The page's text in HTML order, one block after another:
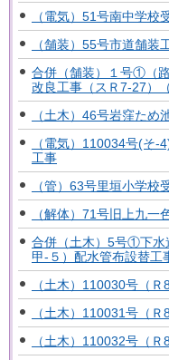
（電気）51号南中学校
（舗装）55号市道舗装
合併（舗装）１号①（
改良工事（スＲ7-27）（
（土木）46号岩窪ため
（電気）110034号(そ-
工事
（管）63号里垣小学校
（解体）71号旧上九一
合併（土木）5号①下
甲-５）配水管布設替工
（土木）110030号（
（土木）110031号（
（土木）110032号（